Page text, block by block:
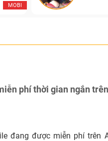
MOBI
phí thời gian ngắn
đang được miễn phí trên